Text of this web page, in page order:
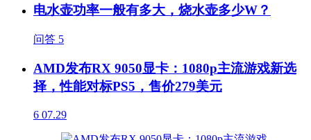
电水壶功率一般有多大，烧水壶多少W？
问答 5
AMD发布RX 9050显卡：1080p主流游戏新选
择，性能对标PS5，售价279美元
6 07.29